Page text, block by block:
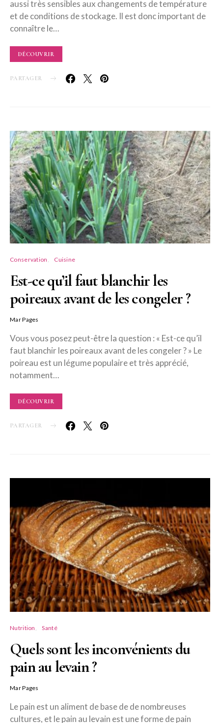
aussi très sensibles aux changements de température
et de conditions de stockage. Il est donc important de
connaître le…
DÉCOUVRIR
PARTAGER
Conservation Cuisine
Est-ce qu’il faut blanchir les
poireaux avant de les congeler ?
Mar Pages
Vous vous posez peut-être la question : « Est-ce qu’il
faut blanchir les poireaux avant de les congeler ? » Le
poireau est un légume populaire et très apprécié,
notamment…
DÉCOUVRIR
PARTAGER
Nutrition Santé
Quels sont les inconvénients du
pain au levain ?
Mar Pages
Le pain est un aliment de base de de nombreuses
cultures, et le pain au levain est une forme de pain